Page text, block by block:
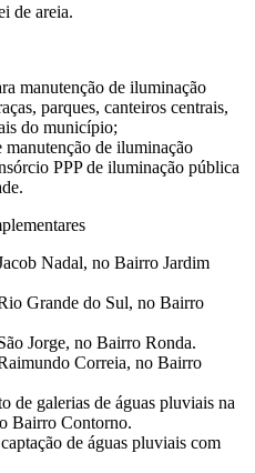
de areia.
manutenção de iluminação
parques, canteiros centrais,
do município;
de iluminação
PPP de iluminação pública
Nadal, no Bairro Jardim
Grande do Sul, no Bairro
Jorge, no Bairro Ronda.
Correia, no Bairro
de galerias de águas pluviais na
Bairro Contorno.
de águas pluviais com